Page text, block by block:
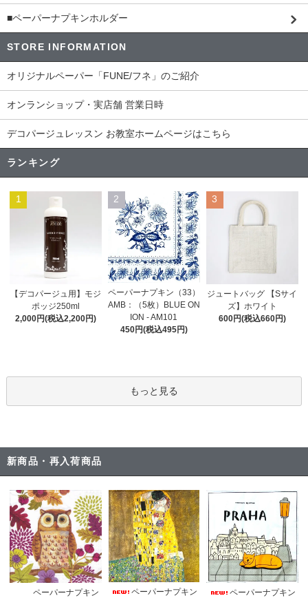
■ペーパーナプキンホルダー
STORE INFORMATION
オリジナルペーパー「FUNE/フネ」のご紹介
オンランショップ・実店舗 営業日時
デコパージュレッスン お教室ホームページはこちら
ランキング
1
【デコパージュ用】モジ
ポッジ250ml
2,000円(税込2,200円)
2
ペーパーナプキン（33）
AMB：（5枚）BLUE ON
ION - AM101
450円(税込495円)
3
ジュートバッグ 【Sサイ
ズ】ホワイト
600円(税込660円)
もっと見る
新商品・再入荷商品
ペーパーナプキン
ペーパーナプキン
ペーパーナプキン